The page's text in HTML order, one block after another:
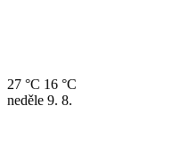
27 °C 16 °C
neděle 9. 8.